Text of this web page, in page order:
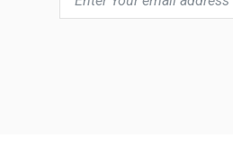
MIRROR FIRE IRIDIUM